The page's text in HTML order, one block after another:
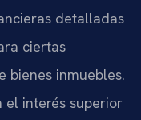
detalladas
ciertas
bienes inmuebles.
el interés superior